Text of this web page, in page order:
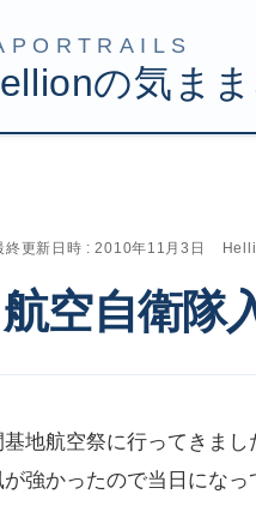
終更新日時 :2010年11月3日
空自衛隊
地航空祭に行ってきまし
強かったので当日にな